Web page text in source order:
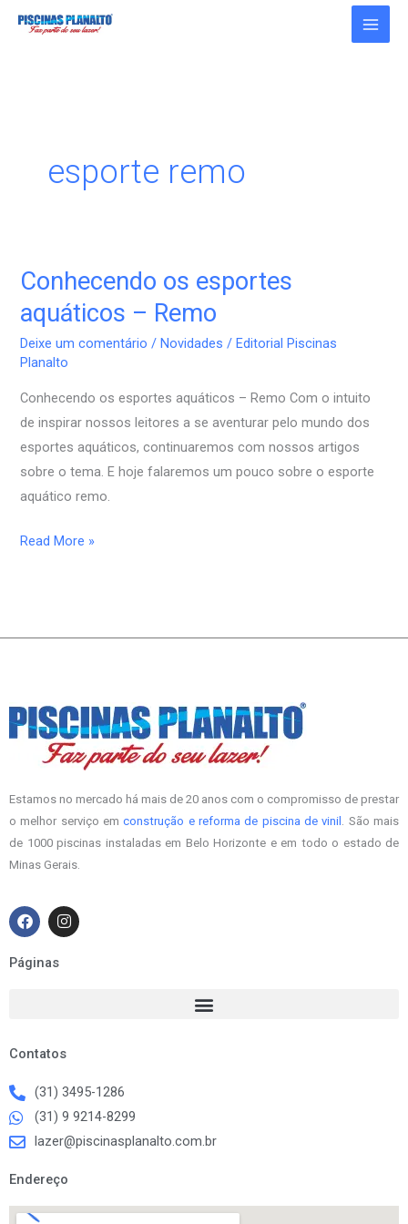
esporte remo
Conhecendo os esportes
aquáticos – Remo
Deixe um comentário /Novidades /Editorial Piscinas
Planalto
Conhecendo os esportes aquáticos – Remo Com o intuito
de inspirar nossos leitores a se aventurar pelo mundo dos
esportes aquáticos, continuaremos com nossos artigos
sobre o tema. E hoje falaremos um pouco sobre o esporte
aquático remo.
Conhecendo
esportes
aquáticos
Remo
Read More »
Estamos no mercado há mais de 20 anos com o compromisso de prestar
o melhor serviço emconstrução e reforma de piscina de vinil . São mais
de 1000 piscinas instaladas em Belo Horizonte e em todo o estado de
Minas Gerais.
F
a
c
e
b
I
n
s
Páginas
Contatos
(31) 3495-1286
(31) 9 9214-8299
lazer@piscinasplanalto.com.br
Endereço